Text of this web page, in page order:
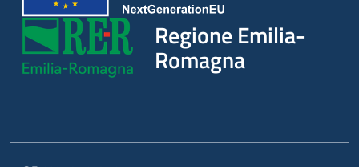
Novità
Servizi Regione Emilia-
Romagna